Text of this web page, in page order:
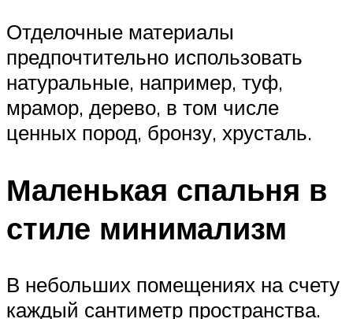
Отделочные материалы
предпочтительно использовать
натуральные, например, туф,
мрамор, дерево, в том числе
ценных пород, бронзу, хрусталь.
Маленькая спальня в
стиле минимализм
В небольших помещениях на счету
каждый сантиметр пространства.